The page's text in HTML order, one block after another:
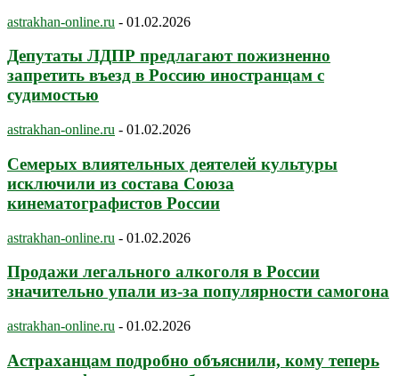
astrakhan-online.ru - 01.02.2026
Депутаты ЛДПР предлагают пожизненно
запретить въезд в Россию иностранцам с
судимостью
astrakhan-online.ru - 01.02.2026
Семерых влиятельных деятелей культуры
исключили из состава Союза
кинематографистов России
astrakhan-online.ru - 01.02.2026
Продажи легального алкоголя в России
значительно упали из-за популярности самогона
astrakhan-online.ru - 01.02.2026
Астраханцам подробно объяснили, кому теперь